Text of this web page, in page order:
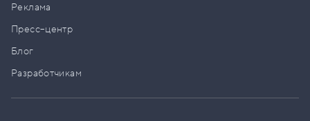
Реклама
Пресс–центр
Блог
Разработчикам